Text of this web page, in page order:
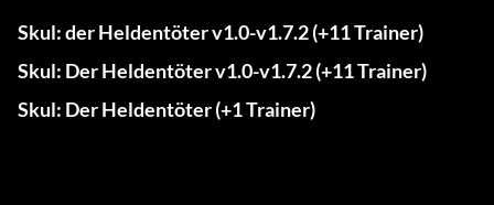
Skul: der Heldentöter v1.0-v1.7.2 (+11 Trainer)
Skul: Der Heldentöter v1.0-v1.7.2 (+11 Trainer)
Skul: Der Heldentöter (+1 Trainer)